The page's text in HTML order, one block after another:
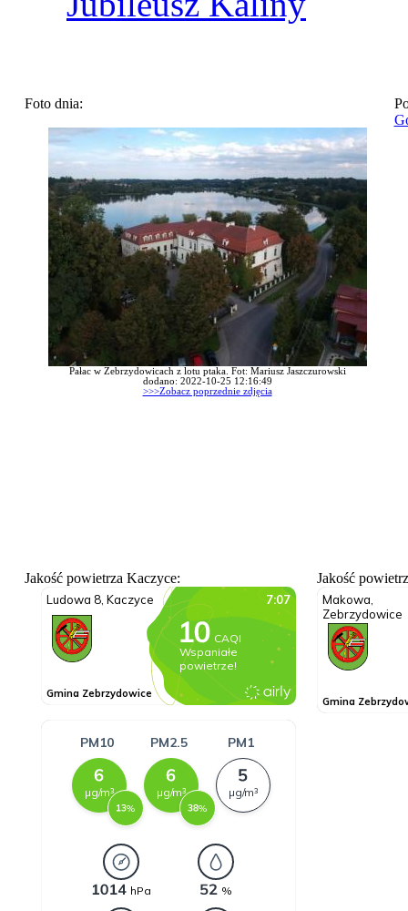
Foto dnia:
Pałac w Zebrzydowicach z lotu ptaka. Fot: Mariusz Jaszczurowski
dodano: 2022-10-25 12:16:49
>>>Zobacz poprzednie zdjęcia
Jakość powietrza Kaczyce: Jakość